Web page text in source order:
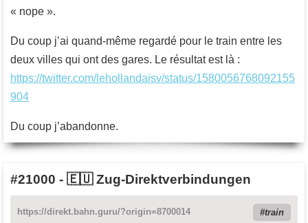
« nope ».
Du coup j’ai quand-même regardé pour le train entre les
deux villes qui ont des gares. Le résultat est là :
https://twitter.com/lehollandaisv/status/1580056768092155
904
Du coup j’abandonne.
#21000 - 🇪🇺 Zug-Direktverbindungen
https://direkt.bahn.guru/?origin=8700014 train